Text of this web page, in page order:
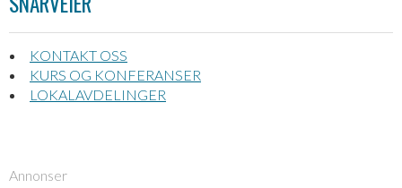
KONTAKT OSS
KURS OG KONFERANSER
LOKALAVDELINGER
Annonser